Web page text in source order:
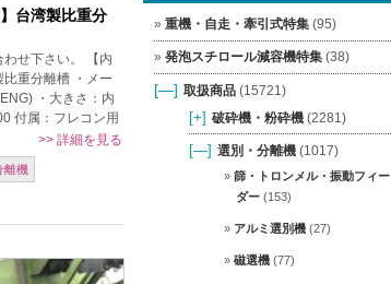
台湾製比重分
わせ下さい。 【内
重分離槽 ・メー
・大きさ：内
付属：フレコン用
ーコンベア、排出ス
>>詳細を見る
離機
重機・自走・牽引式特集(95)
発泡スチロール減容機特集(38)
[—] 取扱商品(15721)
[+] 破砕機・粉砕機(2281)
[—] 選別・分離機(1017)
篩・トロンメル・振動フィー
ダー(153)
アルミ選別機(27)
磁選機(77)